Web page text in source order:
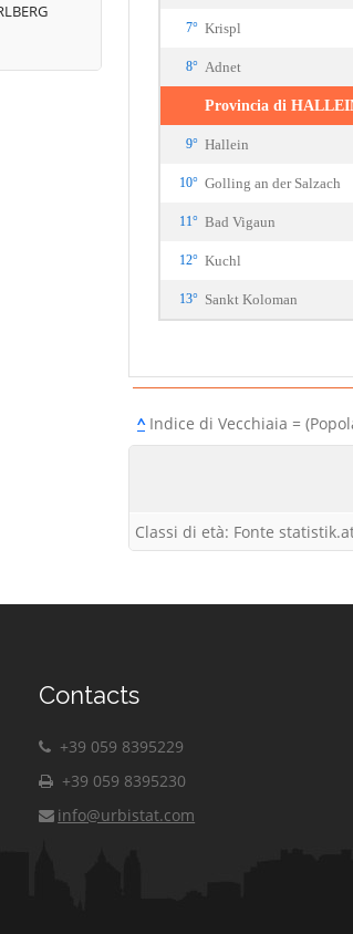
7° Krispl
8° Adnet
Provincia di
9° Hallein
10° Golling an der Salzach
11° Bad Vigaun
12° Kuchl
13° Sankt Koloman
^Indice di Vecchiaia =
Classi di età: Fonte
Contacts
+39 059 8395229
+39 059 8395230
info@urbistat.com